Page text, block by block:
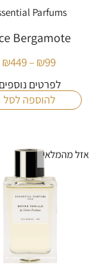
Parfums
Bergamote
₪99
–
₪449
לפרטים נוספים
להוספה לסל
אזל מהמלאי